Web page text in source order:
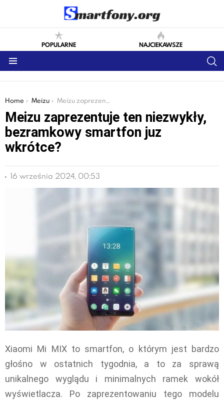
POPULARNE NAJCIEKAWSZE
You are here:
Home Meizu Meizu zaprezentuje ten niezwykły, bezramkowy smartfon juz wkrótce?
Meizu zaprezentuje ten niezwykły,
bezramkowy smartfon juz
wkrótce?
16 września 2024, 00:53
Xiaomi Mi MIX to smartfon, o którym jest bardzo
głośno w ostatnich tygodnia, a to za sprawą
unikalnego wyglądu i minimalnych ramek wokół
wyświetlacza. Po zaprezentowaniu tego modelu